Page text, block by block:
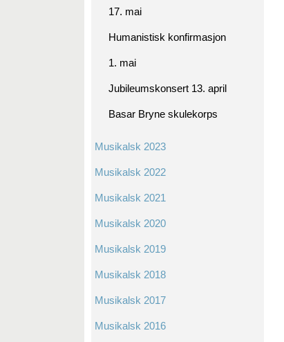
17. mai
Humanistisk konfirmasjon
1. mai
Jubileumskonsert 13. april
Basar Bryne skulekorps
Musikalsk 2023
Musikalsk 2022
Musikalsk 2021
Musikalsk 2020
Musikalsk 2019
Musikalsk 2018
Musikalsk 2017
Musikalsk 2016